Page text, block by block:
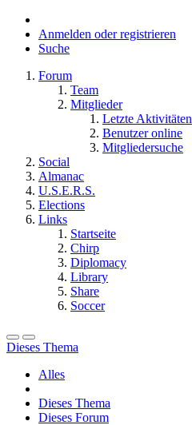
Anmelden oder registrieren
Suche
Forum
Team
Mitglieder
Letzte Aktivitäten
Benutzer online
Mitgliedersuche
Social
Almanac
U.S.E.R.S.
Elections
Links
Startseite
Chirp
Diplomacy
Library
Share
Soccer
Dieses Thema
Alles
Dieses Thema
Dieses Forum